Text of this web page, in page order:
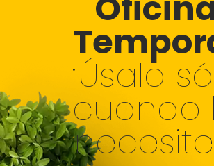
¡Úsala
cuando